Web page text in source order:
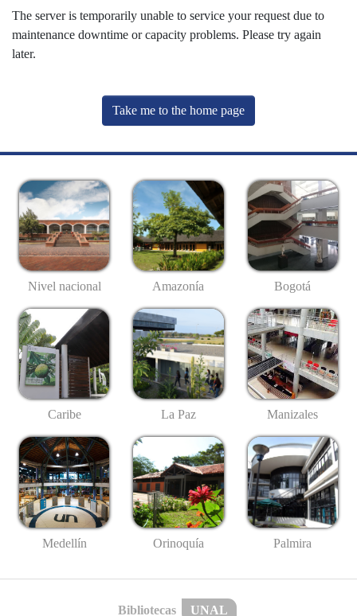
The server is temporarily unable to service your request due to
maintenance downtime or capacity problems. Please try again
later.
Take me to the home page
Nivel nacional Amazonía Bogotá
Caribe La Paz Manizales
Medellín Orinoquía Palmira
Bibliotecas UNAL